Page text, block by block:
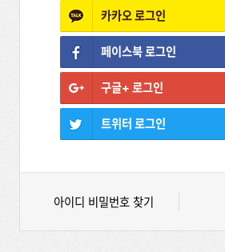
카카오로그인
페이스북로그인
구글+ 로그인
트위터 로그인
아이디 비밀번호 찾기